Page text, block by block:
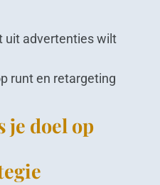
uit advertenties wilt
runt en retargeting
je doel op